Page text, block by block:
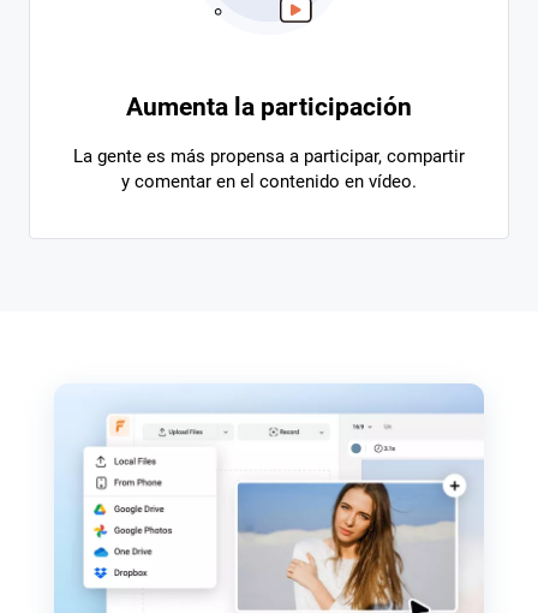
Aumenta la participación
La gente es más propensa a participar, compartir
y comentar en el contenido en vídeo.